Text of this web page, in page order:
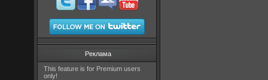
Реклама
This feature is for Premium users
only!